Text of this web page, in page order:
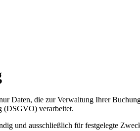
Daten, die zur Verwaltung Ihrer
(DSGVO) verarbeitet.
und ausschließlich für festgelegte